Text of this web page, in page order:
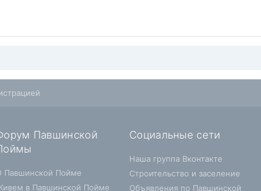
Павшинской
Павшинской Пойме
в Павшинской Пойме
Социальные сети
Наша группа Вконтакте
Строительство и заселение
Объявления по Павшинской